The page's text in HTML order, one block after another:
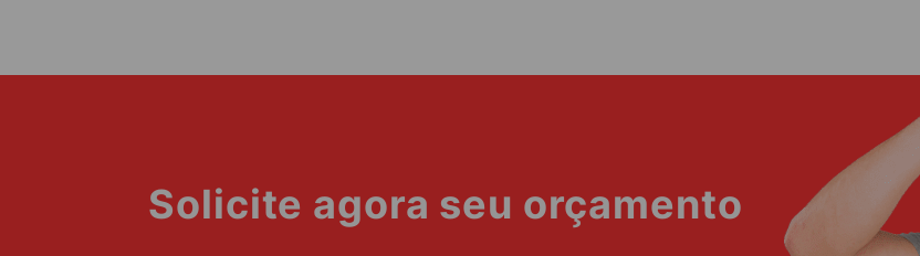
Solicite agora seu orçamento